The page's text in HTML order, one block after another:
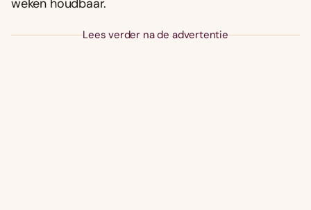
weken houdbaar.
Lees verder na de advertentie